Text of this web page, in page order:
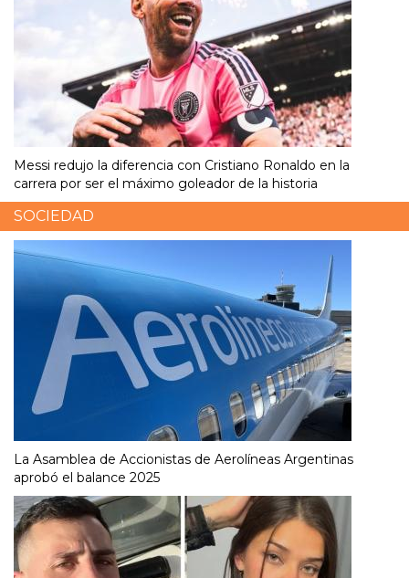
Messi redujo la diferencia con Cristiano Ronaldo en la
carrera por ser el máximo goleador de la historia
SOCIEDAD
La Asamblea de Accionistas de Aerolíneas Argentinas
aprobó el balance 2025